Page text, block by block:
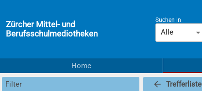
Zürcher Mittel- und
Berufsschulmediotheken
Suchen in
Alle
Home
Filter Trefferliste